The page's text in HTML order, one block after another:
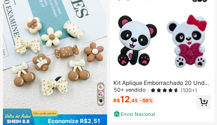
Economize R$2,51
Kit Aplique Emborrachado 20 Und S
ortidos Panda
50+ vendido (100+)
R$12 ,45 -59%
Envio Nacional